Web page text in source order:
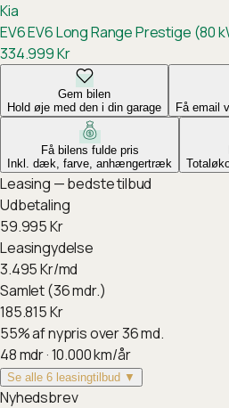
Kia
EV6EV6 Long Range Prestige (80
334.999Kr
Gem bilen
Hold øje med den i din garage
Få email
Få bilens fulde pris
Inkl. dæk, farve, anhængertræk
Leasing — bedste tilbud
Udbetaling
59.995Kr
Leasingydelse
3.495Kr/md
Samlet (36 mdr.)
185.815Kr
55%af nypris over 36 md.
48mdr ·10.000km/år
Se alle 6 leasingtilbud ▼
Nyhedsbrev